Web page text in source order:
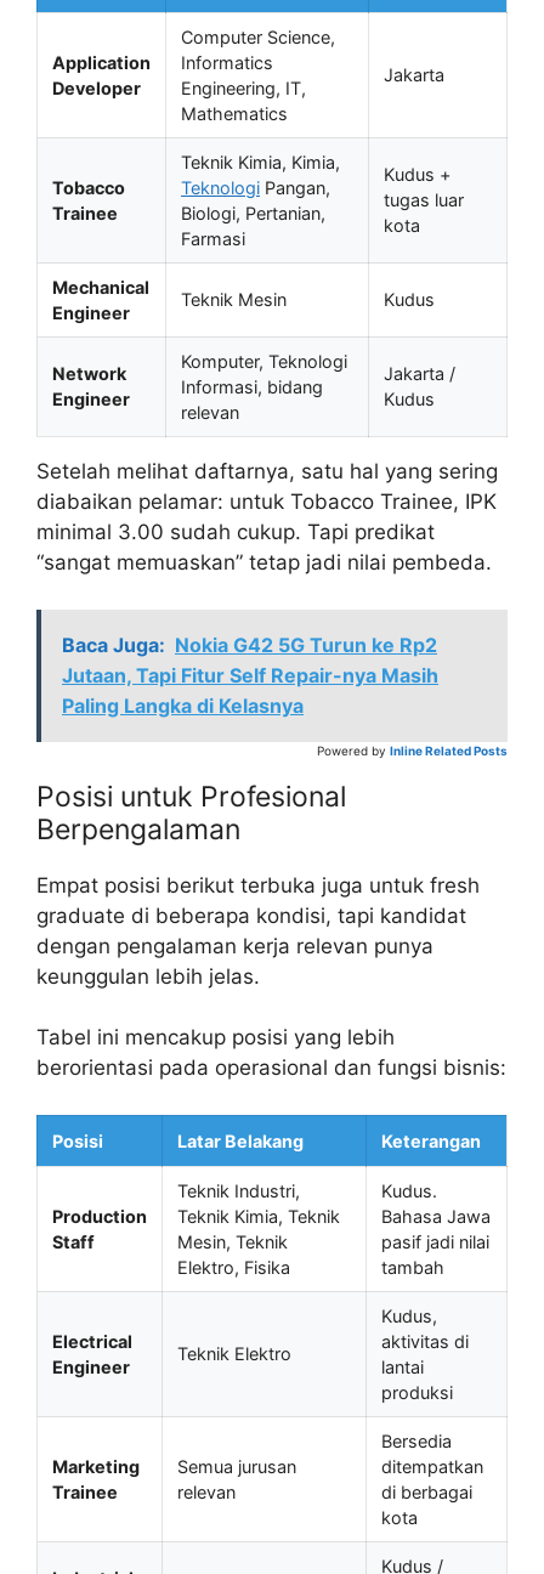
Application
Developer
Computer Science,
Informatics
Engineering, IT,
Mathematics
Jakarta
Tobacco
Trainee
Teknik Kimia, Kimia,
Teknologi Pangan,
Biologi, Pertanian,
Farmasi
Kudus +
tugas luar
kota
Mechanical
Engineer
Teknik Mesin Kudus
Network
Engineer
Komputer, Teknologi
Informasi, bidang
relevan
Jakarta /
Kudus
Setelah melihat daftarnya, satu hal yang sering
diabaikan pelamar: untuk Tobacco Trainee, IPK
minimal 3.00 sudah cukup. Tapi predikat
“sangat memuaskan” tetap jadi nilai pembeda.
Baca Juga: Nokia G42 5G Turun ke Rp2
Jutaan, Tapi Fitur Self Repair-nya Masih
Paling Langka di Kelasnya
Powered by Inline Related Posts
Posisi untuk Profesional
Berpengalaman
Empat posisi berikut terbuka juga untuk fresh
graduate di beberapa kondisi, tapi kandidat
dengan pengalaman kerja relevan punya
keunggulan lebih jelas.
Tabel ini mencakup posisi yang lebih
berorientasi pada operasional dan fungsi bisnis:
Posisi Latar Belakang Keterangan
Production
Staff
Teknik Industri,
Teknik Kimia, Teknik
Mesin, Teknik
Elektro, Fisika
Kudus.
Bahasa Jawa
pasif jadi nilai
tambah
Electrical
Engineer
Teknik Elektro
Kudus,
aktivitas di
lantai
produksi
Marketing
Trainee
Semua jurusan
relevan
Bersedia
ditempatkan
di berbagai
kota
Kudus /